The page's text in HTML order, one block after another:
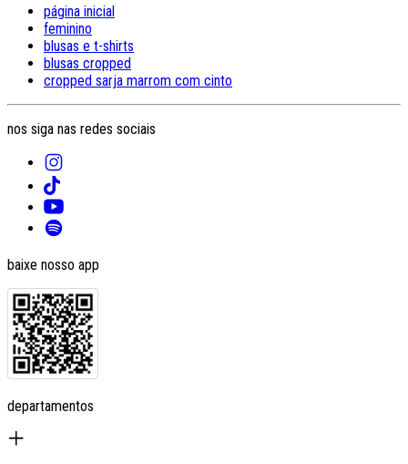
página inicial
feminino
blusas e t-shirts
blusas cropped
cropped sarja marrom com cinto
nos siga nas redes sociais
baixe nosso app
departamentos